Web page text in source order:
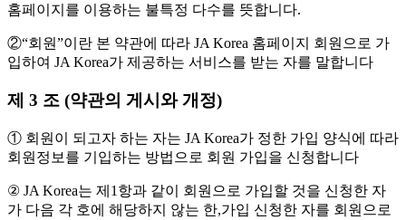
홈페이지를 이용하는 불특정 다수를 뜻합니다.
②“회원”이란 본 약관에 따라 JA Korea 홈페이지 회원으로 가
입하여 JA Korea가 제공하는 서비스를 받는 자를 말합니다
제 3 조 (약관의 게시와 개정)
① 회원이 되고자 하는 자는 JA Korea가 정한 가입 양식에 따라
회원정보를 기입하는 방법으로 회원 가입을 신청합니다
② JA Korea는 제1항과 같이 회원으로 가입할 것을 신청한 자
가 다음 각 호에 해당하지 않는 한,가입 신청한 자를 회원으로